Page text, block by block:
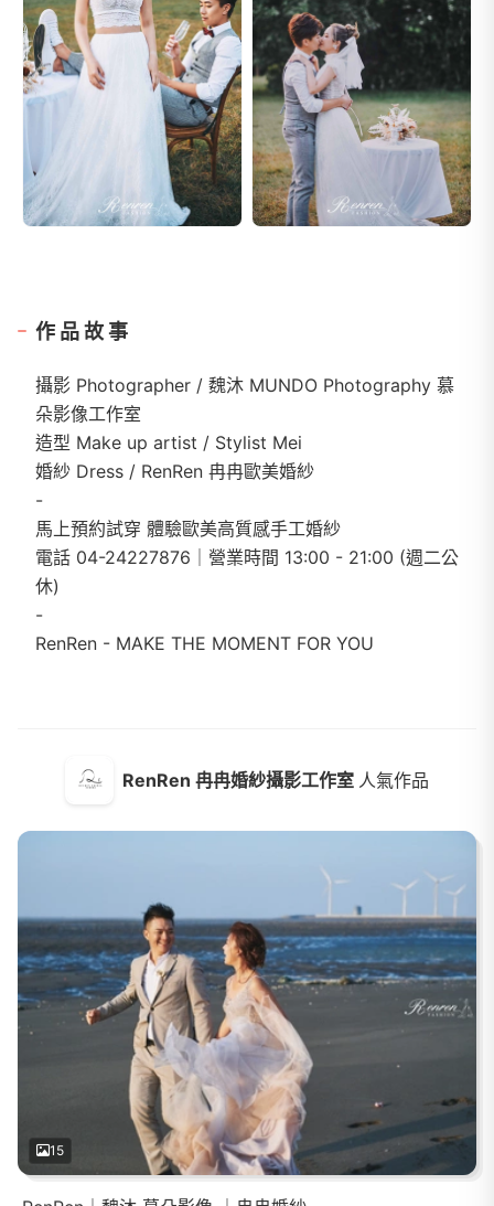
作品故事
攝影 Photographer / 魏沐 MUNDO Photography 慕
朵影像工作室
造型 Make up artist / Stylist Mei
婚紗 Dress / RenRen 冉冉歐美婚紗
-
馬上預約試穿 體驗歐美高質感手工婚紗
電話 04-24227876｜營業時間 13:00 - 21:00 (週二公
休)
-
RenRen - MAKE THE MOMENT FOR YOU
RenRen 冉冉婚紗攝影工作室 人氣作品
15